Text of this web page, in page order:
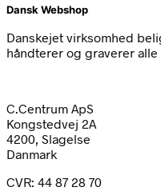
Dansk Webshop
Danskejet virksomhed
håndterer og graverer alle
C.Centrum ApS
Kongstedvej 2A
4200, Slagelse
Danmark
CVR: 44 87 28 70